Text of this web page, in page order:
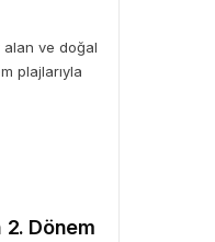
alan ve doğal
plajlarıyla
Dönem